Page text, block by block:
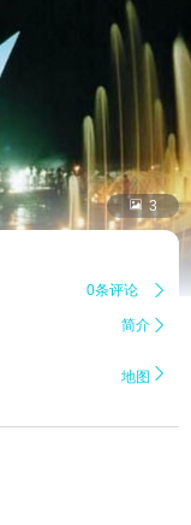
 3
0条评论 
简介 
地图 